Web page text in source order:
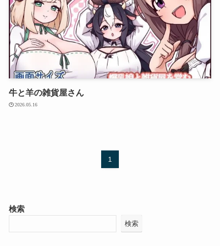
牛と羊の雑貨屋さん
2026.05.16
1
検索
検索